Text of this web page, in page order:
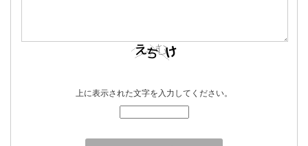
上に表示された文字を入力してください。